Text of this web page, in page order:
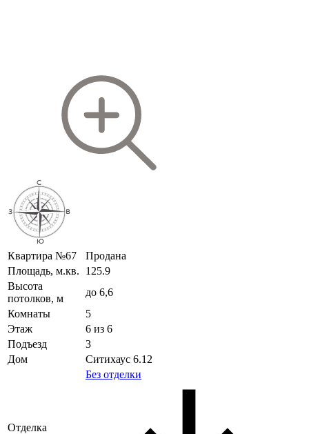
Квартира №67
Продана
Площадь, м.кв.
125.9
Высота
потолков, м
до 6,6
Комнаты
5
Этаж
6 из 6
Подъезд
3
Дом
Ситихаус 6.12
Отделка
Без отделки